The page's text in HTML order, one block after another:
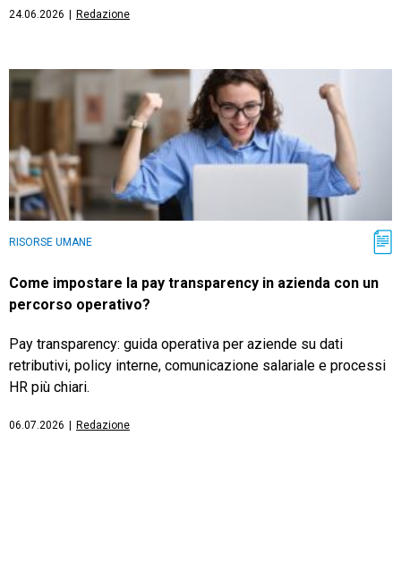
24.06.2026 Redazione
RISORSE UMANE
Come impostare la pay transparency in azienda con un
percorso operativo?
Pay transparency: guida operativa per aziende su dati
retributivi, policy interne, comunicazione salariale e processi
HR più chiari.
06.07.2026 Redazione